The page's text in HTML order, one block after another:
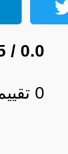
0.0
/ 5
0